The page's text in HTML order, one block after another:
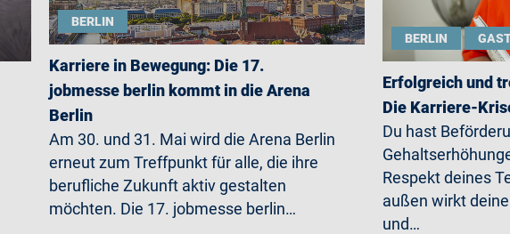
BERLIN
Karriere in Bewegung: Die 17.
jobmesse berlin kommt in die Arena
Berlin
Am 30. und 31. Mai wird die Arena Berlin
erneut zum Treffpunkt für alle, die ihre
berufliche Zukunft aktiv gestalten
möchten. Die 17. jobmesse berlin…
BERLIN
Erfolgreich und
Die Karriere-
Du hast
Respekt deines
außen wirkt
und…